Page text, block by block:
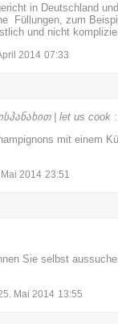
in Deutschland
Füllungen, zum
und nicht
2014 07:33
| let us cook :
mit einem
2014 23:51
Sie selbst
Mai 2014 13:55